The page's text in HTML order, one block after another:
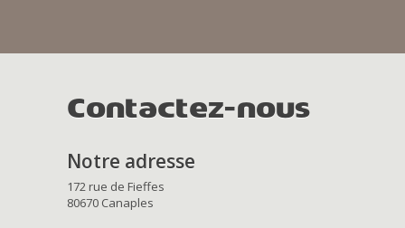
Contactez-nous
Notre adresse
172 rue de Fieffes
80670 Canaples